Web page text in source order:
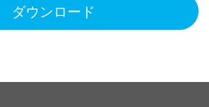
ダウンロード